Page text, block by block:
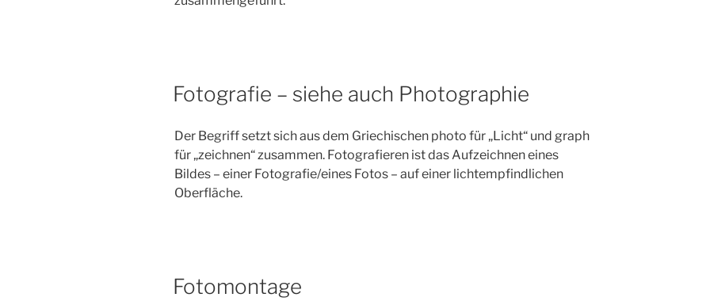
Fotografie – siehe auch Photographie
Der Begriff setzt sich aus dem Griechischen photo für „Licht“ und graph
für „zeichnen“ zusammen. Fotografieren ist das Aufzeichnen eines
Bildes – einer Fotografie/eines Fotos – auf einer lichtempfindlichen
Oberfläche.
Fotomontage